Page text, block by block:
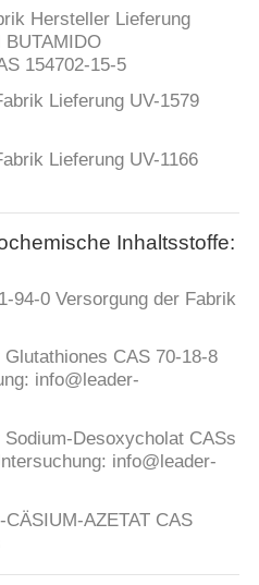
Hersteller Lieferung
154702-15-5
Lieferung UV-1579
Lieferung UV-1166
Inhaltsstoffe:
94-0 Versorgung der Fabrik
CAS 70-18-8
info@leader-
Desoxycholat CASs
info@leader-
AZETAT CAS